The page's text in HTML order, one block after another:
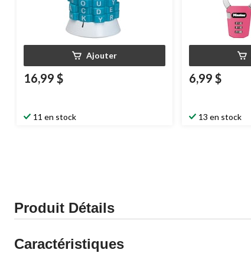
Ajouter
16,99 $
11 en stock
6,99 $
13 en stock
Produit Détails
Caractéristiques